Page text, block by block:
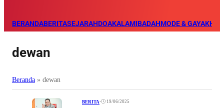
BERANDABERITASEJARAHDOAKALAMIBADAHMODE & GAYA
dewan
Beranda » dewan
BERITA • 19/06/2025